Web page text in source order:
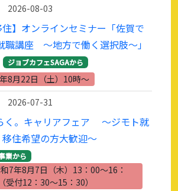
2026-08-03
住】オンラインセミナー「佐賀で
職講座 ～地方で働く選択肢～」
ジョブカフェSAGAから
8月22日（土）10時～
2026-07-31
く。キャリアフェア ～ジモト就
住希望の方大歓迎～
業から
7年8月7日（木）13：00～16：
受付12：30～15：30）